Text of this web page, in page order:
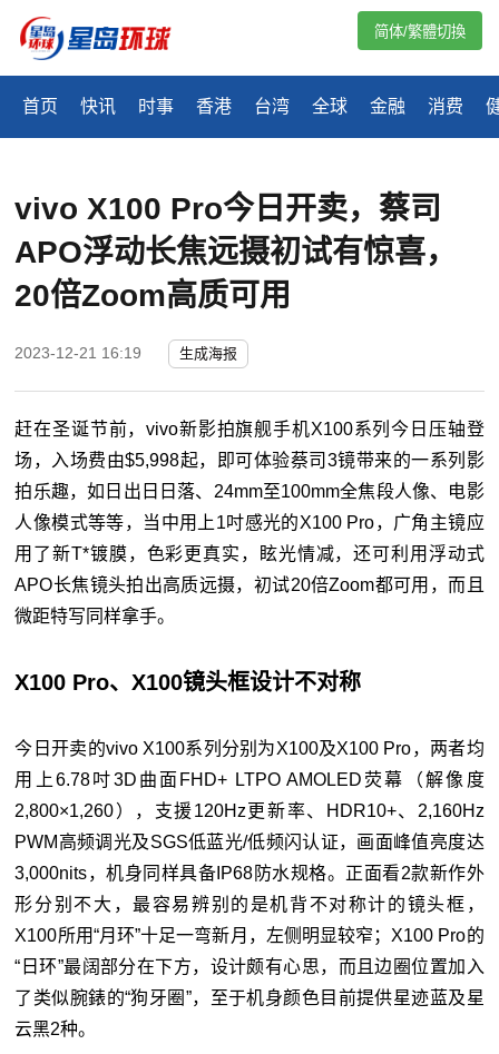
首页 快讯 时事 香港 台湾 全球 金融 消费
简体/繁體切換
​vivo X100 Pro今日开卖，蔡司
APO浮动长焦远摄初试有惊喜，
20倍Zoom高质可用
2023-12-21 16:19 生成海报
赶在圣诞节前，vivo新影拍旗舰手机X100系列今日压轴登
场，入场费由$5,998起，即可体验蔡司3镜带来的一系列影
拍乐趣，如日出日日落、24mm至100mm全焦段人像、电影
人像模式等等，当中用上1吋感光的X100 Pro，广角主镜应
用了新T*镀膜，色彩更真实，眩光情减，还可利用浮动式
APO长焦镜头拍出高质远摄，初试20倍Zoom都可用，而且
微距特写同样拿手。
X100 Pro、X100镜头框设计不对称
今日开卖的vivo X100系列分别为X100及X100 Pro，两者均
用上6.78吋3D曲面FHD+ LTPO AMOLED荧幕（解像度
2,800×1,260），支援120Hz更新率、HDR10+、2,160Hz
PWM高频调光及SGS低蓝光/低频闪认证，画面峰值亮度达
3,000nits，机身同样具备IP68防水规格。正面看2款新作外
形分别不大，最容易辨别的是机背不对称计的镜头框，
X100所用“月环”十足一弯新月，左侧明显较窄；X100 Pro的
“日环”最阔部分在下方，设计颇有心思，而且边圈位置加入
了类似腕錶的“狗牙圈”，至于机身颜色目前提供星迹蓝及星
云黑2种。